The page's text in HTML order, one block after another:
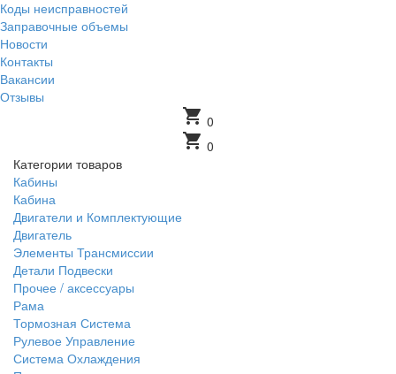
Коды неисправностей
Заправочные объемы
Новости
Контакты
Вакансии
Отзывы
shopping_cart 0
shopping_cart 0
Категории товаров
Кабины
Кабина
Двигатели и Комплектующие
Двигатель
Элементы Трансмиссии
Детали Подвески
Прочее / аксессуары
Рама
Тормозная Система
Рулевое Управление
Система Охлаждения